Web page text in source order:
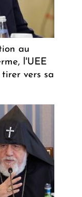
au
l'UEE
vers sa